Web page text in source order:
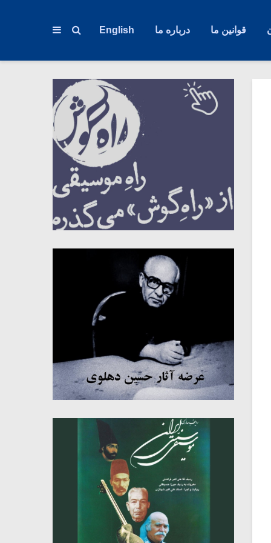
قوانین ما درباره ما English
میکلوش روژا